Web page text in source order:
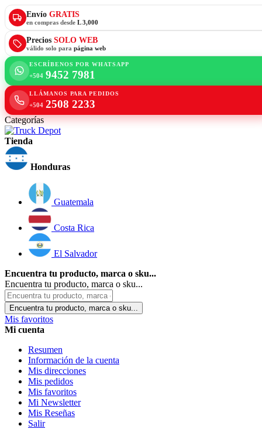
Envío GRATIS
en compras desde L 3,000
Precios SOLO WEB
válido solo para página web
ESCRÍBENOS POR WHATSAPP
+504 9452 7981
LLÁMANOS PARA PEDIDOS
+504 2508 2233
Categorías
Tienda
Honduras
Guatemala
Costa Rica
El Salvador
Encuentra tu producto, marca o sku...
Encuentra tu producto, marca o sku...
Encuentra tu producto, marca o sku...
Mis favoritos
Mi cuenta
Resumen
Información de la cuenta
Mis direcciones
Mis pedidos
Mis favoritos
Mi Newsletter
Mis Reseñas
Salir